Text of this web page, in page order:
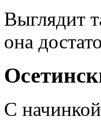
Выглядит
она
С